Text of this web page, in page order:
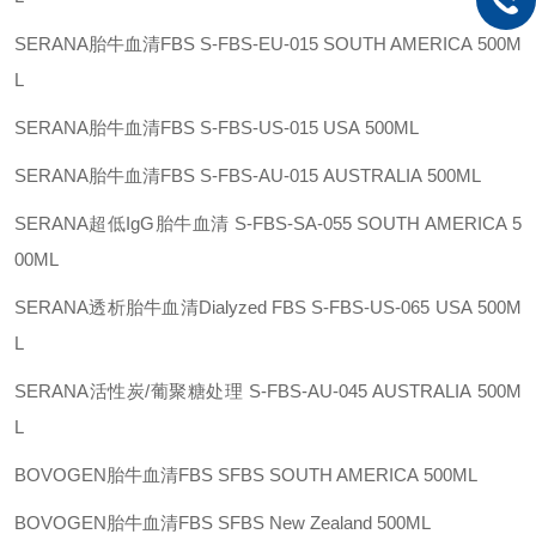
SERANA胎牛血清FBS S-FBS-EU-015 SOUTH AMERICA 500M
L
SERANA胎牛血清FBS S-FBS-US-015 USA 500ML
SERANA胎牛血清FBS S-FBS-AU-015 AUSTRALIA 500ML
SERANA超低IgG胎牛血清 S-FBS-SA-055 SOUTH AMERICA 5
00ML
SERANA透析胎牛血清Dialyzed FBS S-FBS-US-065 USA 500M
L
SERANA活性炭/葡聚糖处理 S-FBS-AU-045 AUSTRALIA 500M
L
BOVOGEN胎牛血清FBS SFBS SOUTH AMERICA 500ML
BOVOGEN胎牛血清FBS SFBS New Zealand 500ML